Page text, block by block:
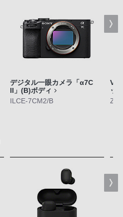
デジタル一眼カメラ「α7C
II」(B)ボディ
ILCE-7CM2/B
ッ
ZV-